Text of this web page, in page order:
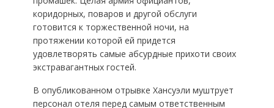
коридорных, поваров и другой обслуги
готовится к торжественной ночи, на
протяжении которой ей придется
удовлетворять самые абсурдные прихоти своих
экстравагантных гостей.
В опубликованном отрывке Хансуэли муштрует
персонал отеля перед самым ответственным